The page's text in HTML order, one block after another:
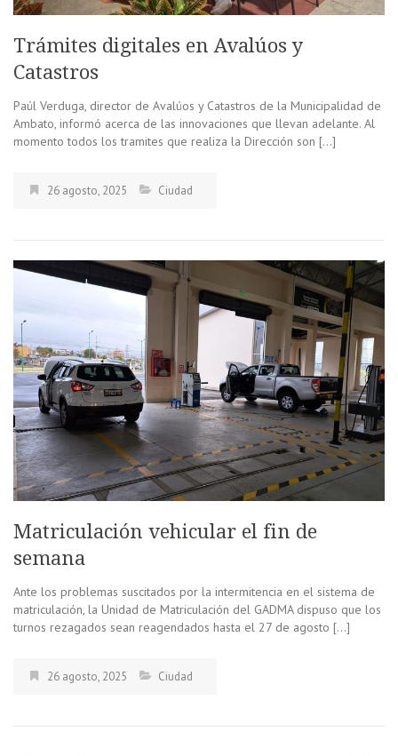
Trámites digitales en Avalúos y
Catastros
Paúl Verduga, director de Avalúos y Catastros de la Municipalidad de
Ambato, informó acerca de las innovaciones que llevan adelante. Al
momento todos los tramites que realiza la Dirección son […]
26 agosto, 2025 Ciudad
Matriculación vehicular el fin de
semana
Ante los problemas suscitados por la intermitencia en el sistema de
matriculación, la Unidad de Matriculación del GADMA dispuso que los
turnos rezagados sean reagendados hasta el 27 de agosto […]
26 agosto, 2025 Ciudad